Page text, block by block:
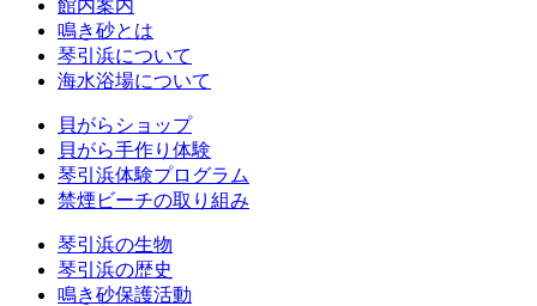
館内案内
鳴き砂とは
琴引浜について
海水浴場について
貝がらショップ
貝がら手作り体験
琴引浜体験プログラム
禁煙ビーチの取り組み
琴引浜の生物
琴引浜の歴史
鳴き砂保護活動